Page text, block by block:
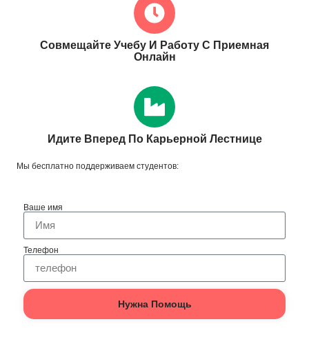
Совмещайте Учебу И Работу С Приемная
Онлайн
Идите Вперед По Карьерной Лестнице
Мы бесплатно поддерживаем студентов:
Ваше имя
Телефон
Нужна Помощь